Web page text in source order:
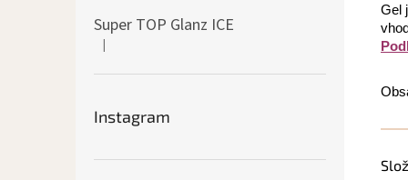
Super TOP Glanz ICE
Hodnocení produktu je 4 z 5 hvězdiček.
|
Instagram
Gel